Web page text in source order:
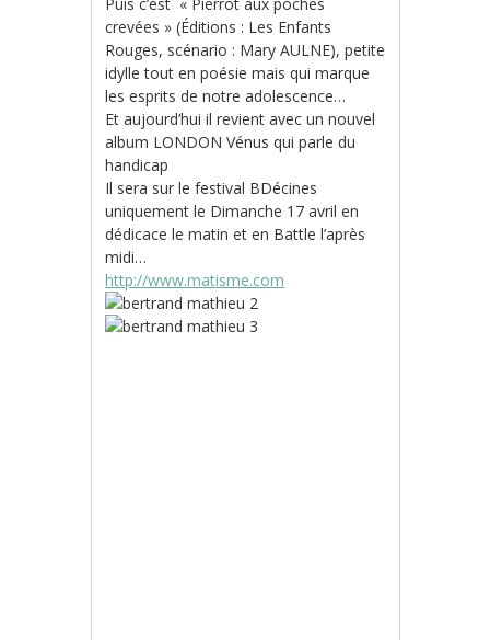
crevées » (Éditions : Les Enfants
Rouges, scénario : Mary AULNE), petite
idylle tout en poésie mais qui marque
les esprits de notre adolescence…
Et aujourd’hui il revient avec un nouvel
album LONDON Vénus qui parle du
handicap
Il sera sur le festival BDécines
uniquement le Dimanche 17 avril en
dédicace le matin et en Battle l’après
midi…
http://www.matisme.com